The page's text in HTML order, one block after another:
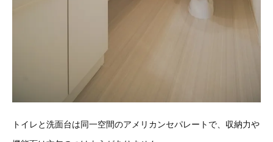
トイレと洗面台は同一空間のアメリカンセパレートで、収納力や